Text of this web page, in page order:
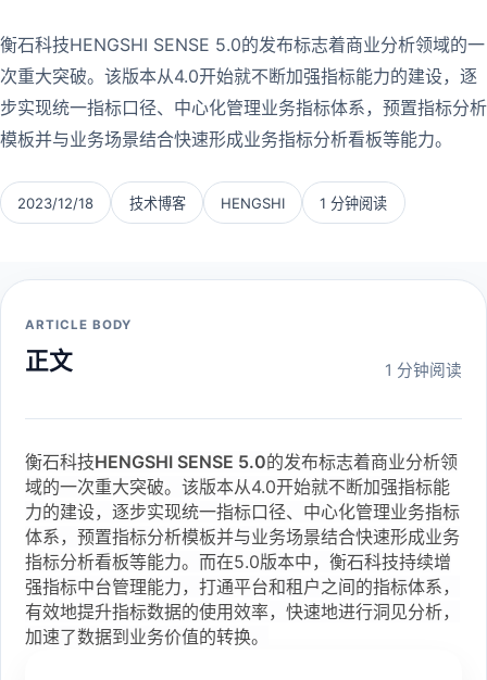
衡石科技HENGSHI SENSE 5.0的发布标志着商业分析领域的一
次重大突破。该版本从4.0开始就不断加强指标能力的建设，逐
步实现统一指标口径、中心化管理业务指标体系，预置指标分析
模板并与业务场景结合快速形成业务指标分析看板等能力。
2023/12/18 技术博客 HENGSHI 1 分钟阅读
ARTICLE BODY
正文 1 分钟阅读
衡石科技HENGSHI SENSE 5.0的发布标志着商业分析领
域的一次重大突破。该版本从4.0开始就不断加强指标能
力的建设，逐步实现统一指标口径、中心化管理业务指标
体系，预置指标分析模板并与业务场景结合快速形成业务
指标分析看板等能力。而在5.0版本中，衡石科技持续增
强指标中台管理能力，打通平台和租户之间的指标体系，
有效地提升指标数据的使用效率，快速地进行洞见分析，
加速了数据到业务价值的转换。